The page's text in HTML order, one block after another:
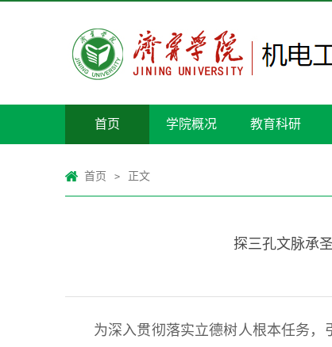
首页 学院概况 教育科研
首页 > 正文
探三孔文脉承
为深入贯彻落实立德树人根本任务